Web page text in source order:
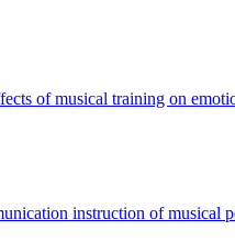
of musical training on
instruction of musical